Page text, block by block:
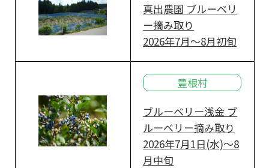
真出農園 ブルーベリ
ー摘み取り
2026年7月～8月初旬
豊根村
ブルーベリー浅金 ブ
ルーベリー摘み取り
2026年7月1日(水)～8
月中旬